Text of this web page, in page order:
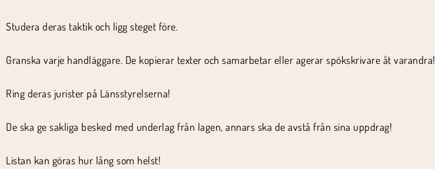
Studera deras taktik och ligg steget före.
Granska varje handläggare. De kopierar texter och samarbetar eller agerar spökskrivare åt varandra!
Ring deras jurister på Länsstyrelserna!
De ska ge sakliga besked med underlag från lagen, annars ska de avstå från sina uppdrag!
Listan kan göras hur lång som helst!